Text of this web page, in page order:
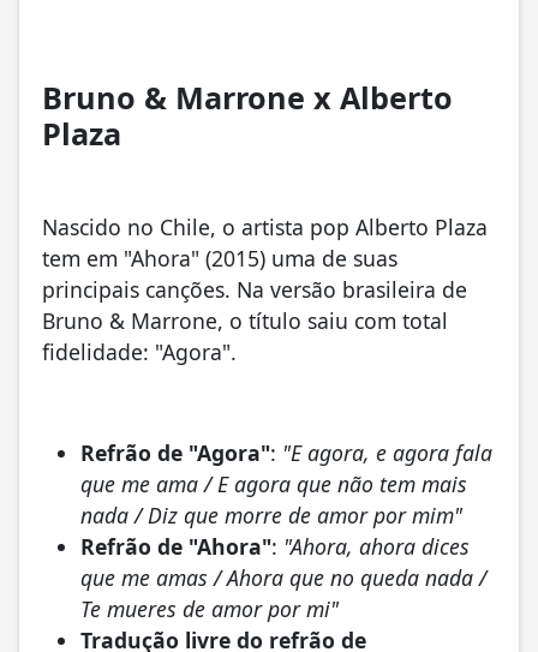
Bruno & Marrone x Alberto
Plaza
Nascido no Chile, o artista pop Alberto Plaza
tem em "Ahora" (2015) uma de suas
principais canções. Na versão brasileira de
Bruno & Marrone, o título saiu com total
fidelidade: "Agora".
Refrão de "Agora": "E agora, e agora fala
que me ama / E agora que não tem mais
nada / Diz que morre de amor por mim"
Refrão de "Ahora": "Ahora, ahora dices
que me amas / Ahora que no queda nada /
Te mueres de amor por mi"
Tradução livre do refrão de